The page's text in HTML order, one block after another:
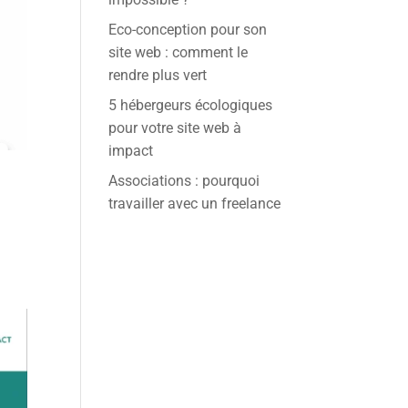
Eco-conception pour son
site web : comment le
rendre plus vert
5 hébergeurs écologiques
pour votre site web à
impact
Associations : pourquoi
travailler avec un freelance